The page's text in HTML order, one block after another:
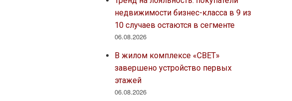
недвижимости бизнес-класса в 9 из
10 случаев остаются в сегменте
06.08.2026
В жилом комплексе «СВЕТ»
завершено устройство первых
этажей
06.08.2026